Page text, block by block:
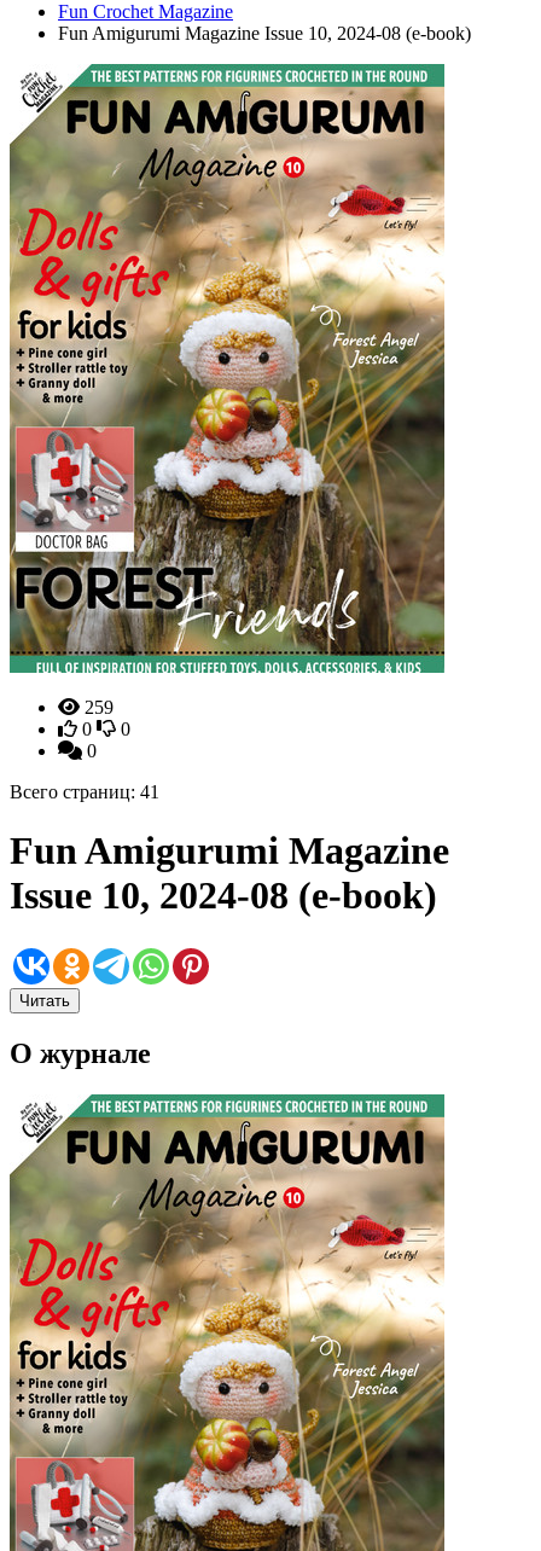
Fun Crochet Magazine
Fun Amigurumi Magazine Issue 10, 2024-08 (e-book)
259
0
0
0
Всего страниц: 41
Fun Amigurumi Magazine
Issue 10, 2024-08 (e-book)
Читать
О журнале